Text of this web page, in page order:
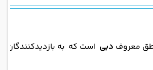
معروف دبی است که به